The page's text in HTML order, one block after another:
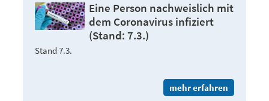
Eine Person nachweislich mit
dem Coronavirus infiziert
(Stand: 7.3.)
Stand 7.3.
mehr erfahren